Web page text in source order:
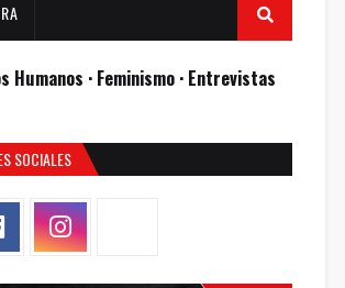
Humanos · Feminismo · Entrevistas
SOCIALES